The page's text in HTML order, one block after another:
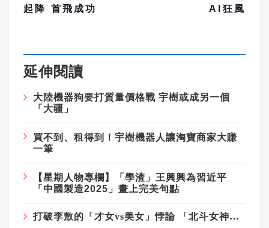
起降 首飛成功
AI狂風
延伸閱讀
大陸機器狗要打質量價格戰 宇樹或成另一個
「大疆」
買不到、租得到！宇樹機器人讓淘寶商家大賺
一筆
【星期人物專欄】「學渣」王興興為習近平
「中國製造2025」畫上完美句點
打破李敖的「才女vs美女」悖論 「北斗女神」徐穎是中科院最年輕博士生導師